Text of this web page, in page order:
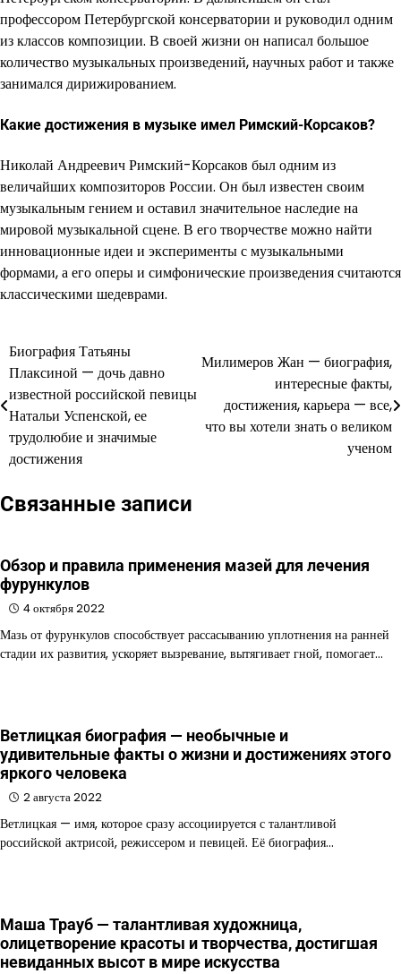
профессором Петербургской консерватории и руководил одним
из классов композиции. В своей жизни он написал большое
количество музыкальных произведений, научных работ и также
занимался дирижированием.
Какие достижения в музыке имел Римский-Корсаков?
Николай Андреевич Римский-Корсаков был одним из
величайших композиторов России. Он был известен своим
музыкальным гением и оставил значительное наследие на
мировой музыкальной сцене. В его творчестве можно найти
инновационные идеи и эксперименты с музыкальными
формами, а его оперы и симфонические произведения считаются
классическими шедеврами.
Навигация
по
записям
Биография Татьяны
Плаксиной — дочь давно
известной российской певицы
Натальи Успенской, ее
трудолюбие и значимые
достижения
Милимеров Жан — биография,
интересные факты,
достижения, карьера — все,
что вы хотели знать о великом
ученом
Связанные записи
Обзор и правила применения мазей для лечения
фурункулов
4 октября 2022
Мазь от фурункулов способствует рассасыванию уплотнения на ранней
стадии их развития, ускоряет вызревание, вытягивает гной, помогает…
Ветлицкая биография — необычные и
удивительные факты о жизни и достижениях этого
яркого человека
2 августа 2022
Ветлицкая — имя, которое сразу ассоциируется с талантливой
российской актрисой, режиссером и певицей. Её биография…
Маша Трауб — талантливая художница,
олицетворение красоты и творчества, достигшая
невиданных высот в мире искусства